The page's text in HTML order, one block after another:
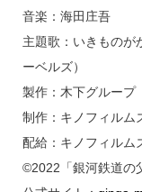
音楽：海田庄吾
主題歌：いきものが
ーベルズ）
製作：木下グループ
制作：キノフィルム
配給：キノフィルム
©2022「銀河鉄道の